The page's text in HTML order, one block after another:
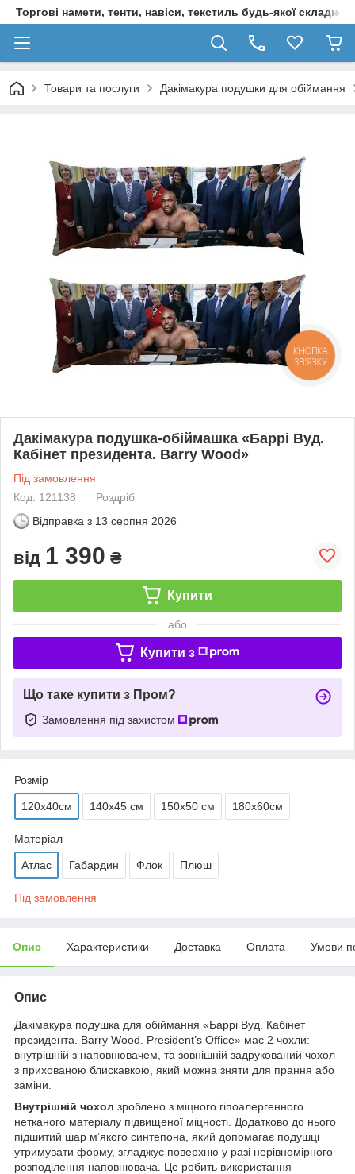
Торгові намети, тенти, навіси, текстиль будь-якої
Товари та послуги Дакімакура подушки для обіймання
Дакімакура подушка-обіймашка «Баррі Вуд.
Кабінет президента. Barry Wood»
Під замовлення
Код: 121138
Роздріб
Відправка з 13 серпня 2026
від 1 390 ₴
Купити
або
Купити з
Що таке купити з Пром?
Замовлення під захистом
Розмір
120х40см 140х45 см 150х50 см 180х60см
Матеріал
Атлас Габардин Флок Плюш
Під замовлення
Опис Характеристики Доставка Оплата Умови
Опис
Дакімакура подушка для обіймання «Баррі Вуд. Кабінет
президента. Barry Wood. President’s Office» має 2 чохли:
внутрішній з наповнювачем, та зовнішній задрукований чохол
з прихованою блискавкою, який можна зняти для прання або
заміни.
Внутрішній чохол зроблено з міцного гіпоалергенного
нетканого матеріалу підвищеної міцності. Додатково до нього
підшитий шар мʼякого синтепона, який допомагає подушці
утримувати форму, згладжує поверхню у разі нерівномірного
розподілення наповнювача. Це робить використання
КНОПКА
ЗВ'ЯЗКУ